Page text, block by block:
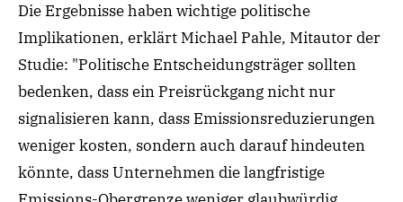
Die Ergebnisse haben wichtige politische
Implikationen, erklärt Michael Pahle, Mitautor der
Studie: "Politische Entscheidungsträger sollten
bedenken, dass ein Preisrückgang nicht nur
signalisieren kann, dass Emissionsreduzierungen
weniger kosten, sondern auch darauf hindeuten
könnte, dass Unternehmen die langfristige